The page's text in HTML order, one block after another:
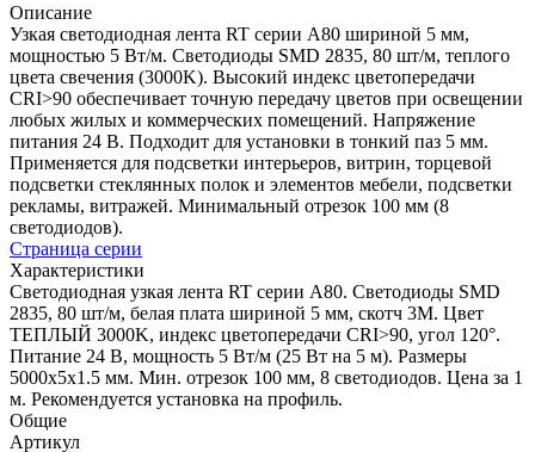
Описание
Узкая светодиодная лента RT серии A80 шириной 5 мм,
мощностью 5 Вт/м. Светодиоды SMD 2835, 80 шт/м, теплого
цвета свечения (3000K). Высокий индекс цветопередачи
CRI>90 обеспечивает точную передачу цветов при освещении
любых жилых и коммерческих помещений. Напряжение
питания 24 В. Подходит для установки в тонкий паз 5 мм.
Применяется для подсветки интерьеров, витрин, торцевой
подсветки стеклянных полок и элементов мебели, подсветки
рекламы, витражей. Минимальный отрезок 100 мм (8
светодиодов).
Страница серии
Характеристики
Светодиодная узкая лента RT серии A80. Светодиоды SMD
2835, 80 шт/м, белая плата шириной 5 мм, скотч 3M. Цвет
ТЕПЛЫЙ 3000K, индекс цветопередачи CRI>90, угол 120°.
Питание 24 В, мощность 5 Вт/м (25 Вт на 5 м). Размеры
5000х5х1.5 мм. Мин. отрезок 100 мм, 8 светодиодов. Цена за 1
м. Рекомендуется установка на профиль.
Общие
Артикул